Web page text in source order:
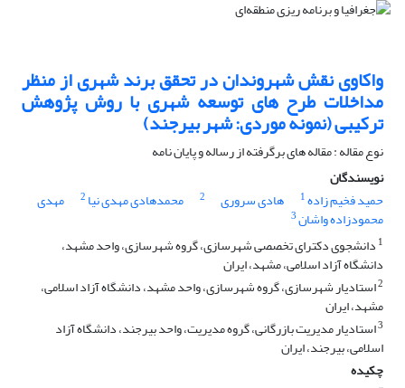
واکاوی نقش شهروندان در تحقق برند شهری از منظر
مداخلات طرح های توسعه شهری با روش پژوهش
ترکیبی (نمونه موردی: شهر بیرجند)
نوع مقاله : مقاله های برگرفته از رساله و پایان نامه
نویسندگان
حمید فخیم زاده1 هادی سروری 2 محمدهادی مهدی نیا 2 مهدی
محمودزاده واشان3
1 دانشجوی دکترای تخصصی شهرسازی، گروه شهرسازی، واحد مشهد،
دانشگاه آزاد اسلامی، مشهد، ایران
2استادیار شهرسازی، گروه شهرسازی، واحد مشهد، دانشگاه آزاد اسلامی،
مشهد، ایران
3استادیار مدیریت بازرگانی، گروه مدیریت، واحد بیرجند، دانشگاه آزاد
اسلامی، بیرجند، ایران
چکیده